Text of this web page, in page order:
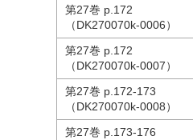
第27巻 p.172
（DK270070k-0006）
第27巻 p.172
（DK270070k-0007）
第27巻 p.172-173
（DK270070k-0008）
第27巻 p.173-176